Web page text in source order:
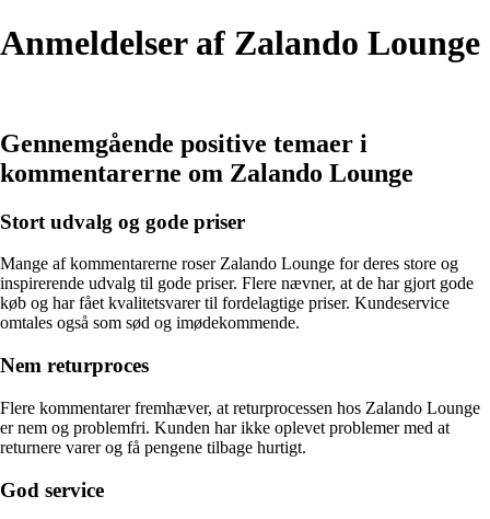
Anmeldelser af Zalando Lounge
Gennemgående positive temaer i
kommentarerne om Zalando Lounge
Stort udvalg og gode priser
Mange af kommentarerne roser Zalando Lounge for deres store og
inspirerende udvalg til gode priser. Flere nævner, at de har gjort gode
køb og har fået kvalitetsvarer til fordelagtige priser. Kundeservice
omtales også som sød og imødekommende.
Nem returproces
Flere kommentarer fremhæver, at returprocessen hos Zalando Lounge
er nem og problemfri. Kunden har ikke oplevet problemer med at
returnere varer og få pengene tilbage hurtigt.
God service